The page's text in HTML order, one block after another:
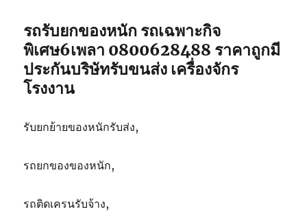
082-
5566214
รถรับยกของหนัก รถเฉพาะกิจ
พิเศษ6เพลา 0800628488 ราคาถูกมี
ประกันบริษัทรับขนส่ง เครื่องจักร
โรงงาน
รับยกย้ายของหนักรับส่ง,
รถยกของของหนัก,
รถติดเครนรับจ้าง,